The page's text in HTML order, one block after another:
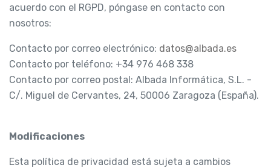
acuerdo con el RGPD, póngase en contacto con
nosotros:
Contacto por correo electrónico: datos@albada.es
Contacto por teléfono: +34 976 468 338
Contacto por correo postal: Albada Informática, S.L. -
C/. Miguel de Cervantes, 24, 50006 Zaragoza (España).
Modificaciones
Esta política de privacidad está sujeta a cambios